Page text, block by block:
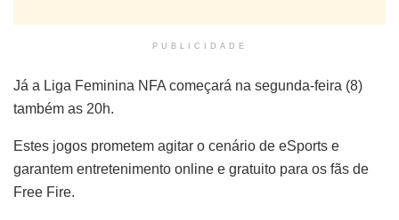
PUBLICIDADE
Já a Liga Feminina NFA começará na segunda-feira (8)
também as 20h.
Estes jogos prometem agitar o cenário de eSports e
garantem entretenimento online e gratuito para os fãs de
Free Fire.